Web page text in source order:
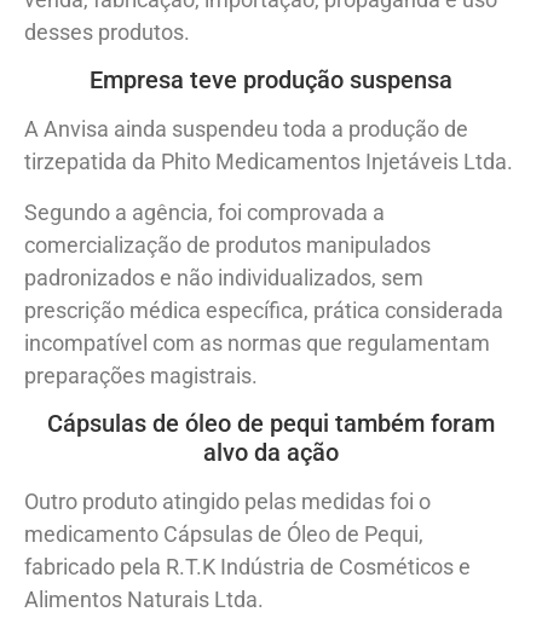
desses produtos.
Empresa teve produção suspensa
A Anvisa ainda suspendeu toda a produção de
tirzepatida da Phito Medicamentos Injetáveis Ltda.
Segundo a agência, foi comprovada a
comercialização de produtos manipulados
padronizados e não individualizados, sem
prescrição médica específica, prática considerada
incompatível com as normas que regulamentam
preparações magistrais.
Cápsulas de óleo de pequi também foram
alvo da ação
Outro produto atingido pelas medidas foi o
medicamento Cápsulas de Óleo de Pequi,
fabricado pela R.T.K Indústria de Cosméticos e
Alimentos Naturais Ltda.